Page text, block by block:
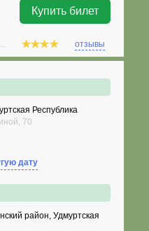
Купить билет
отзывы
Республика
70
дату
район, Удмуртская